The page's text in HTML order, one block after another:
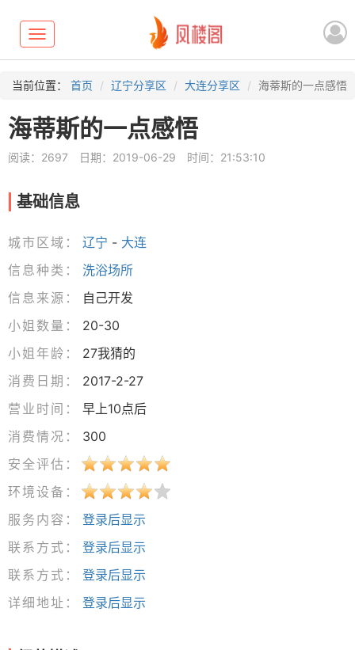
Toggle
navigation
当前位置： 首页 辽宁分享区 大连分享区 海蒂斯的一点感悟
海蒂斯的一点感悟
阅读：2697 日期：2019-06-29 时间：21:53:10
基础信息
城市区域： 辽宁 - 大连
信息种类：
洗浴场所
信息来源：
自己开发
小姐数量：
20-30
小姐年龄：
27我猜的
消费日期：
2017-2-27
营业时间：
早上10点后
消费情况：
300
安全评估：
环境设备：
服务内容：
登录后显示
联系方式：
登录后显示
联系方式：
登录后显示
详细地址：
登录后显示